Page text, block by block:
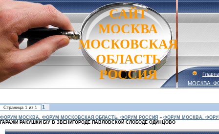
САЙТ
МОСКВА
МОСКОВСКАЯ
ОБЛАСТЬ
РОССИЯ
МОСКВА.
Страница 1 из 1 1
ФОРУМ МОСКВА. ФОРУМ МОСКОВСКАЯ ОБЛАСТЬ. ФОРУМ РОССИЯ » ФОРУМ МОСКВА.
ГАРАЖИ РАКУШКИ Б/У В ЗВЕНИГОРОДЕ ПАВЛОВСКОЙ СЛОБОДЕ ОДИНЦОВО